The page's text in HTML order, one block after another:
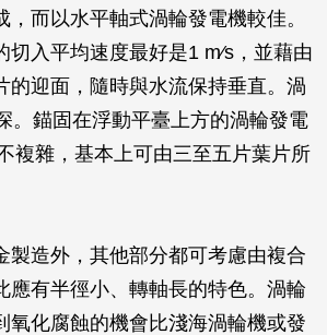
而以水平軸式渦輪發電機較佳。
入平均速度最好是1 m∕s，並藉由
迎面，隨時與水流保持垂直。渦
。錨固在浮動平臺上方的渦輪發電
複雜，基本上可由三至五片葉片所
製造外，其他部分都可考慮由複合
有半徑小、轉軸長的特色。渦輪
化腐蝕的機會比淺海渦輪機或發